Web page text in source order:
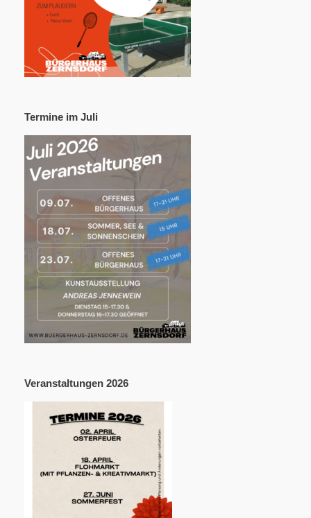
Termine im Juli
Veranstaltungen 2026